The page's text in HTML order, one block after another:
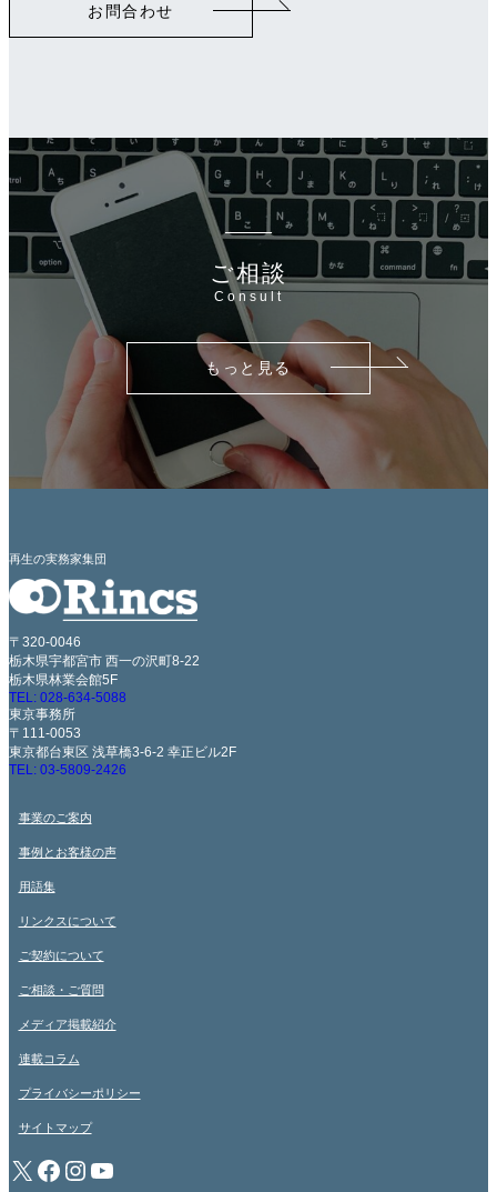
ク
お問合わせ
ご相談
Consult
もっと見る
再生の実務家集団
〒320-0046
栃木県宇都宮市 西一の沢町8-22
栃木県林業会館5F
TEL: 028-634-5088
東京事務所
〒111-0053
東京都台東区 浅草橋3-6-2 幸正ビル2F
TEL: 03-5809-2426
事業のご案内
事例とお客様の声
用語集
リンクスについて
ご契約について
ご相談・ご質問
メディア掲載紹介
連載コラム
プライバシーポリシー
サイトマップ
X Facebook Instagram YouTube